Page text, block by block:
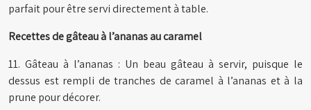
parfait pour être servi directement à table.
Recettes de gâteau à l’ananas au caramel
11. Gâteau à l’ananas : Un beau gâteau à servir, puisque le
dessus est rempli de tranches de caramel à l’ananas et à la
prune pour décorer.